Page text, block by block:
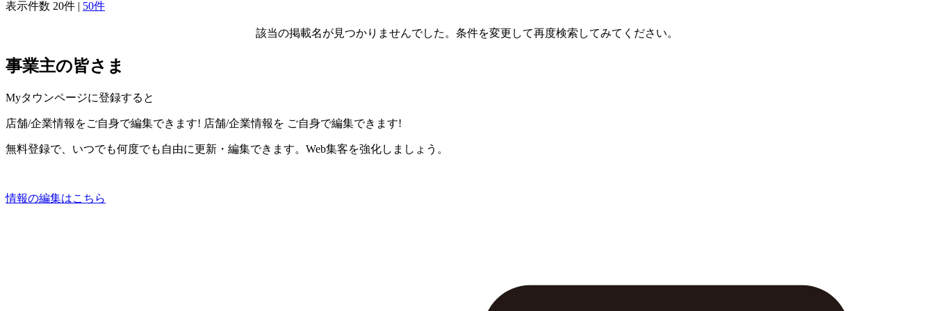
表示件数 20件 | 50件
該当の掲載名が見つかりませんでした。条件を変更して再度検索してみてください。
事業主の皆さま
Myタウンページに登録すると
店舗/企業情報をご自身で編集できます! 店舗/企業情報を ご自身で編集できます!
無料登録で、いつでも何度でも自由に更新・編集できます。Web集客を強化しましょう。
情報の編集はこちら